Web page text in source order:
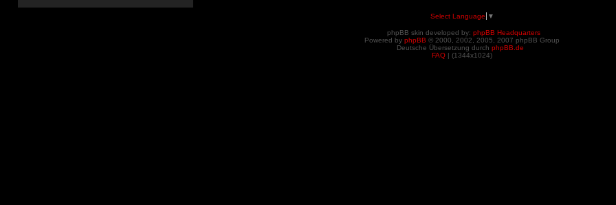
Select Language ▼
phpBB skin developed by: phpBB Headquarters
Powered by phpBB © 2000, 2002, 2005, 2007 phpBB Group
Deutsche Übersetzung durch phpBB.de
FAQ | (1344x1024)